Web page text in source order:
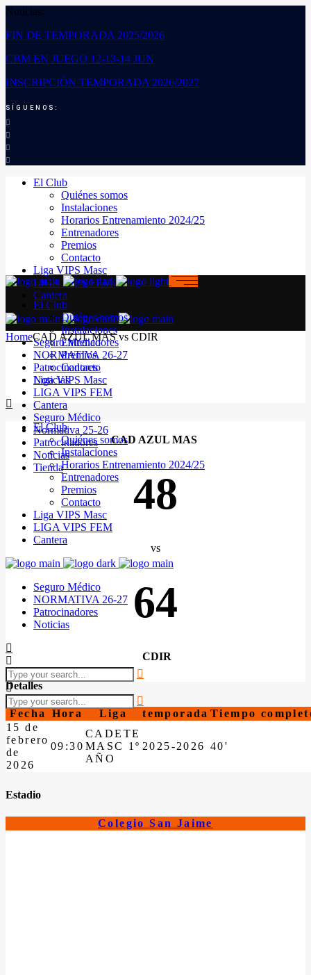
Noticias:
FIN DE TEMPORADA 2025/2026
CBM EN JUEGO 12-13-14 JUN
INSCRIPCIÓN TEMPORADA 2026/2027
SÍGUENOS:
El Club
Quiénes somos
Instalaciones
Horarios Entrenamiento 2024/25
Entrenadores
Premios
Contacto
Liga VIPS Masc
LIGA VIPS FEM
Cantera
Seguro Médico
NORMATIVA 26-27
Patrocinadores
Noticias
El Club
Quiénes somos
Instalaciones
Horarios Entrenamiento 2024/25
Entrenadores
Premios
Contacto
Liga VIPS Masc
LIGA VIPS FEM
Cantera
Seguro Médico
NORMATIVA 26-27
Patrocinadores
Noticias
El Club
Quiénes somos
Instalaciones
Entrenadores
Premios
Contacto
Liga VIPS Masc
LIGA VIPS FEM
Cantera
Seguro Médico
Normativa 25-26
Patrocinadores
Noticias
Tienda
HomeCAD AZUL MAS vs CDIR
CAD AZUL MAS
48
vs
64
CDIR
Detalles
Fecha Hora Liga temporada Tiempo
15 de
febrero
de
2026
09:30
CADETE
MASC 1º
AÑO
2025-2026 40'
Estadio
Colegio San Jaime